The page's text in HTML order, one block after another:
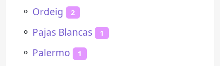
⚬ Ordeig 2
⚬ Pajas Blancas 1
⚬ Palermo 1